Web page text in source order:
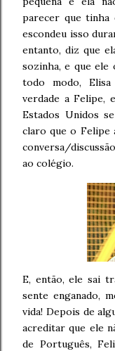
parecer que tinha
escondeu isso
entanto, diz que
sozinha, e que
todo modo,
verdade a Felipe,
Estados Unidos
claro que o Felipe
conversa/
ao colégio.
E, então, ele sai
sente enganado,
vida! Depois de
acreditar que ele
de Português,